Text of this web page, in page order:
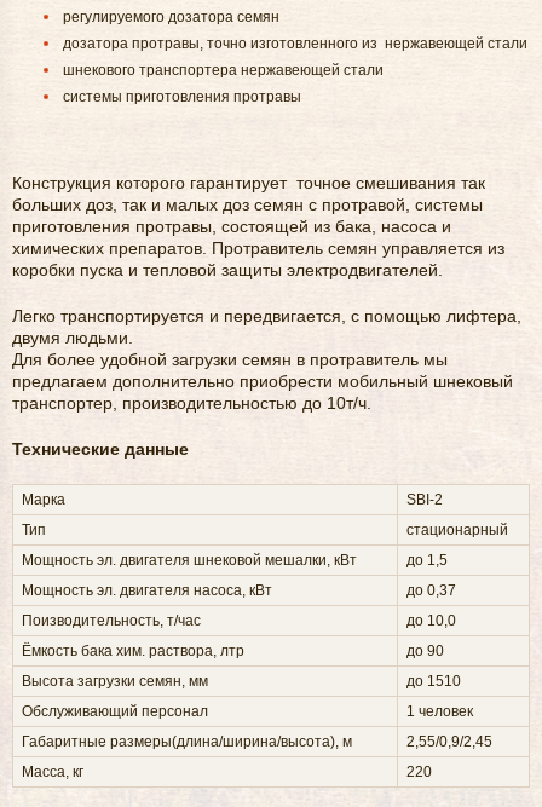
регулируемого дозатора семян
дозатора протравы, точно изготовленного из нержавеющей стали
шнекового транспортера нержавеющей стали
системы приготовления протравы
Конструкция которого гарантирует точное смешивания так
больших доз, так и малых доз семян с протравой, системы
приготовления протравы, состоящей из бака, насоса и
химических препаратов. Протравитель семян управляется из
коробки пуска и тепловой защиты электродвигателей.
Легко транспортируется и передвигается, с помощью лифтера,
двумя людьми.
Для более удобной загрузки семян в протравитель мы
предлагаем дополнительно приобрести мобильный шнековый
транспортер, производительностью до 10т/ч.
Технические данные
Марка
SBI-2
Тип
стационарный
Мощность эл. двигателя шнековой мешалки, кВт
до 1,5
Мощность эл. двигателя насоса, кВт
до 0,37
Поизводительность, т/час
до 10,0
Ёмкость бака хим. раствора, лтр
до 90
Высота загрузки семян, мм
до 1510
Обслуживающий персонал
1 человек
Габаритные размеры(длина/ширина/высота), м
2,55/0,9/2,45
Масса, кг
220